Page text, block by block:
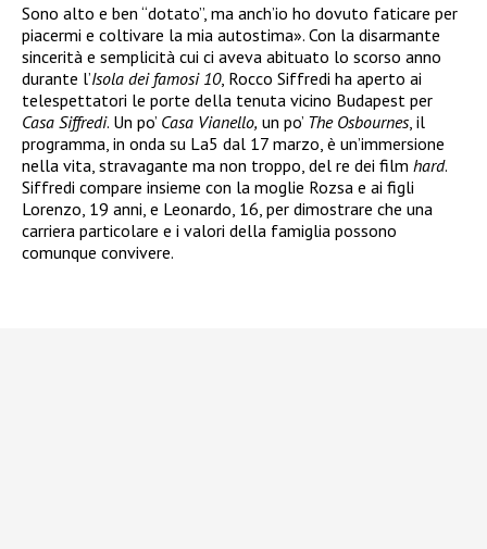
Sono alto e ben “dotato”, ma anch’io ho dovuto faticare per
piacermi e coltivare la mia autostima». Con la disarmante
sincerità e semplicità cui ci aveva abituato lo scorso anno
durante l’Isola dei famosi 10, Rocco Siffredi ha aperto ai
telespettatori le porte della tenuta vicino Budapest per
Casa Siffredi. Un po’ Casa Vianello, un po’ The Osbournes, il
programma, in onda su La5 dal 17 marzo, è un’immersione
nella vita, stravagante ma non troppo, del re dei film hard.
Siffredi compare insieme con la moglie Rozsa e ai figli
Lorenzo, 19 anni, e Leonardo, 16, per dimostrare che una
carriera particolare e i valori della famiglia possono
comunque convivere.